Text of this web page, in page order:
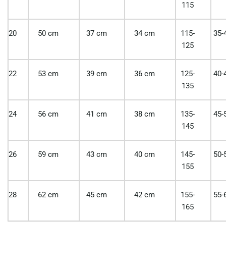
115
20 50 cm 37 cm 34 cm
115-
125
35-
22 53 cm 39 cm 36 cm
125-
135
40-
24 56 cm 41 cm 38 cm
135-
145
45-
26 59 cm 43 cm 40 cm
145-
155
50-
28 62 cm 45 cm 42 cm
155-
165
55-